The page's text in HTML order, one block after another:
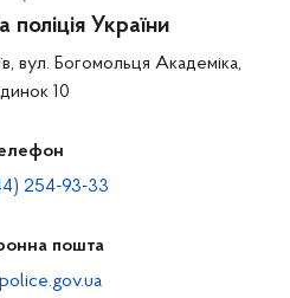
поліція України
вул. Богомольця Академіка,
10
254-93-33
пошта